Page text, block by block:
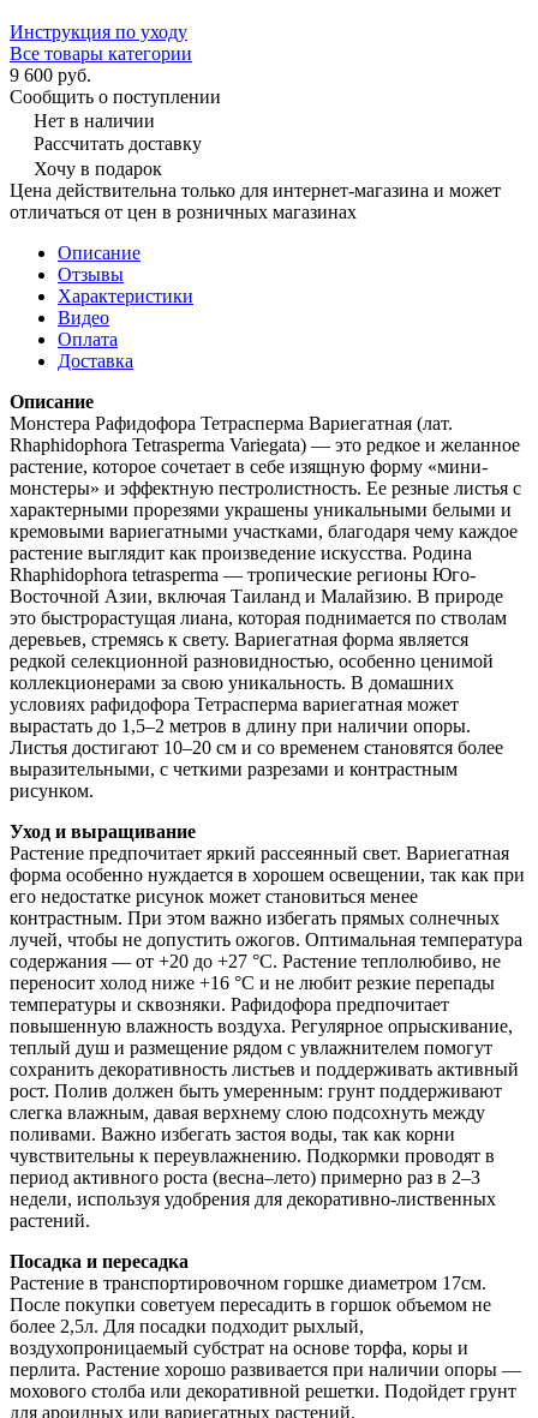
Инструкция по уходу
Все товары категории
9 600 руб.
Сообщить о поступлении
Нет в наличии
Рассчитать доставку
Хочу в подарок
Цена действительна только для интернет-магазина и может
отличаться от цен в розничных магазинах
Описание
Отзывы
Характеристики
Видео
Оплата
Доставка
Описание
Монстера Рафидофора Тетрасперма Вариегатная (лат.
Rhaphidophora Tetrasperma Variegata) — это редкое и желанное
растение, которое сочетает в себе изящную форму «мини-
монстеры» и эффектную пестролистность. Ее резные листья с
характерными прорезями украшены уникальными белыми и
кремовыми вариегатными участками, благодаря чему каждое
растение выглядит как произведение искусства. Родина
Rhaphidophora tetrasperma — тропические регионы Юго-
Восточной Азии, включая Таиланд и Малайзию. В природе
это быстрорастущая лиана, которая поднимается по стволам
деревьев, стремясь к свету. Вариегатная форма является
редкой селекционной разновидностью, особенно ценимой
коллекционерами за свою уникальность. В домашних
условиях рафидофора Тетрасперма вариегатная может
вырастать до 1,5–2 метров в длину при наличии опоры.
Листья достигают 10–20 см и со временем становятся более
выразительными, с четкими разрезами и контрастным
рисунком.
Уход и выращивание
Растение предпочитает яркий рассеянный свет. Вариегатная
форма особенно нуждается в хорошем освещении, так как при
его недостатке рисунок может становиться менее
контрастным. При этом важно избегать прямых солнечных
лучей, чтобы не допустить ожогов. Оптимальная температура
содержания — от +20 до +27 °C. Растение теплолюбиво, не
переносит холод ниже +16 °C и не любит резкие перепады
температуры и сквозняки. Рафидофора предпочитает
повышенную влажность воздуха. Регулярное опрыскивание,
теплый душ и размещение рядом с увлажнителем помогут
сохранить декоративность листьев и поддерживать активный
рост. Полив должен быть умеренным: грунт поддерживают
слегка влажным, давая верхнему слою подсохнуть между
поливами. Важно избегать застоя воды, так как корни
чувствительны к переувлажнению. Подкормки проводят в
период активного роста (весна–лето) примерно раз в 2–3
недели, используя удобрения для декоративно-лиственных
растений.
Посадка и пересадка
Растение в транспортировочном горшке диаметром 17см.
После покупки советуем пересадить в горшок объемом не
более 2,5л. Для посадки подходит рыхлый,
воздухопроницаемый субстрат на основе торфа, коры и
перлита. Растение хорошо развивается при наличии опоры —
мохового столба или декоративной решетки. Подойдет грунт
для ароидных или вариегатных растений.